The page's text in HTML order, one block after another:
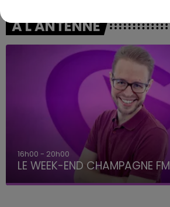
A L'ANTENNE
16h00 - 20h00
LE WEEK-END CHAMPAGNE FM